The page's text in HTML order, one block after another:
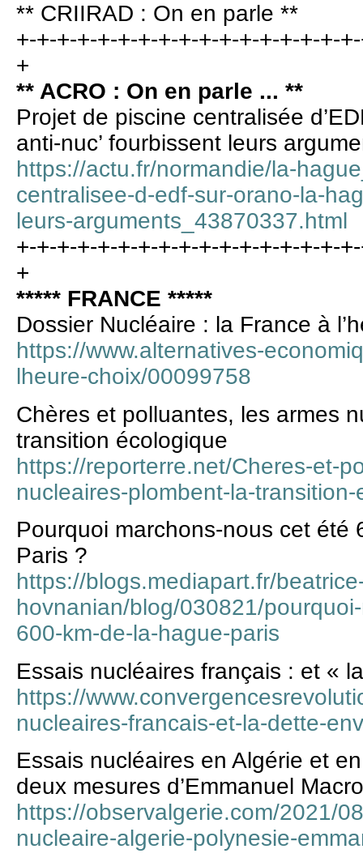
** CRIIRAD : On en parle **
+-+-+-+-+-+-+-+-+-+-+-+-+-+-+-+-
+
** ACRO : On en parle ... **
Projet de piscine centralisée
anti-nuc’ fourbissent leurs
https://actu.fr/normandie/la-
centralisee-d-edf-sur-orano-la-
leurs-arguments_43870337.html
+-+-+-+-+-+-+-+-+-+-+-+-+-+-+-+-
+
***** FRANCE *****
Dossier Nucléaire : la France à
https://www.alternatives-
lheure-choix/00099758
Chères et polluantes, les armes
transition écologique
https://reporterre.net/Cheres-et-
nucleaires-plombent-la-
Pourquoi marchons-nous cet été
Paris ?
https://blogs.mediapart.fr/
hovnanian/blog/030821/
600-km-de-la-hague-paris
Essais nucléaires français : et «
https://
nucleaires-francais-et-la-dette-
Essais nucléaires en Algérie et
deux mesures d’Emmanuel
https://observalgerie.com/2021/
nucleaire-algerie-polynesie-